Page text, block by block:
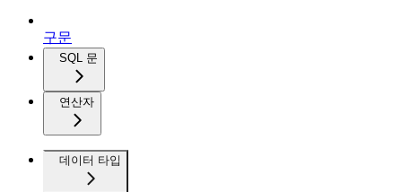
구문
SQL 문
연산자
데이터 타입